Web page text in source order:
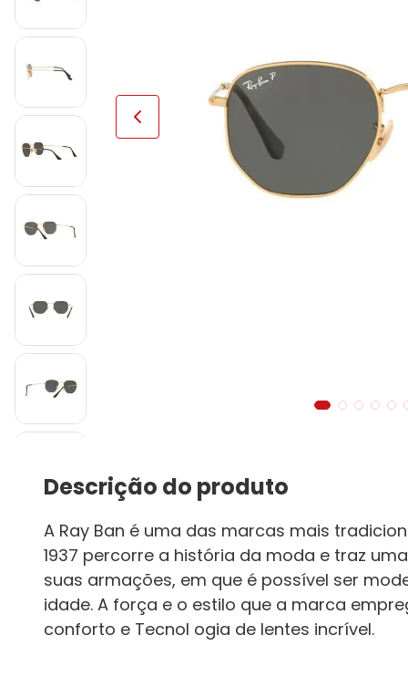
Descrição do produto
A Ray Ban é uma das marcas mais
1937 percorre a história da moda e traz
suas armações, em que é possível ser
idade. A força e o estilo que a marca
conforto e Tecnol ogia de lentes incrível.